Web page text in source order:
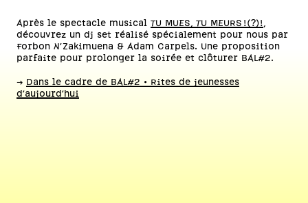
Après le spectacle musical TU MUES, TU MEURS !(?)!
découvrez un dj set réalisé spécialement pour nous par
Forbon N'Zakimuena & Adam Carpels. Une proposition
parfaite pour prolonger la soirée et clôturer BAL#2.
->
Dans le cadre de BAL#2 • Rites de jeunesses
d'aujourd'hui